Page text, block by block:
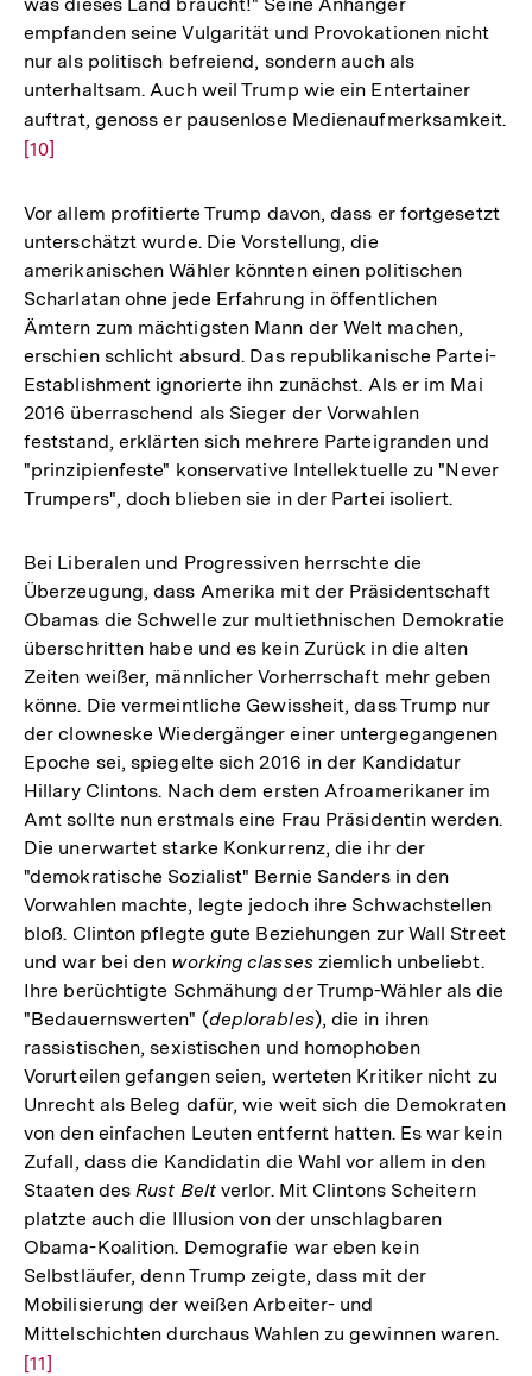
empfanden seine Vulgarität und Provokationen nicht
nur als politisch befreiend, sondern auch als
unterhaltsam. Auch weil Trump wie ein Entertainer
auftrat, genoss er pausenlose Medienaufmerksamkeit.
[10]
Vor allem profitierte Trump davon, dass er fortgesetzt
unterschätzt wurde. Die Vorstellung, die
amerikanischen Wähler könnten einen politischen
Scharlatan ohne jede Erfahrung in öffentlichen
Ämtern zum mächtigsten Mann der Welt machen,
erschien schlicht absurd. Das republikanische Partei-
Establishment ignorierte ihn zunächst. Als er im Mai
2016 überraschend als Sieger der Vorwahlen
feststand, erklärten sich mehrere Parteigranden und
"prinzipienfeste" konservative Intellektuelle zu "Never
Trumpers", doch blieben sie in der Partei isoliert.
Bei Liberalen und Progressiven herrschte die
Überzeugung, dass Amerika mit der Präsidentschaft
Obamas die Schwelle zur multiethnischen Demokratie
überschritten habe und es kein Zurück in die alten
Zeiten weißer, männlicher Vorherrschaft mehr geben
könne. Die vermeintliche Gewissheit, dass Trump nur
der clowneske Wiedergänger einer untergegangenen
Epoche sei, spiegelte sich 2016 in der Kandidatur
Hillary Clintons. Nach dem ersten Afroamerikaner im
Amt sollte nun erstmals eine Frau Präsidentin werden.
Die unerwartet starke Konkurrenz, die ihr der
"demokratische Sozialist" Bernie Sanders in den
Vorwahlen machte, legte jedoch ihre Schwachstellen
bloß. Clinton pflegte gute Beziehungen zur Wall Street
und war bei den working classesziemlich unbeliebt.
Ihre berüchtigte Schmähung der Trump-Wähler als die
"Bedauernswerten" (deplorables), die in ihren
rassistischen, sexistischen und homophoben
Vorurteilen gefangen seien, werteten Kritiker nicht zu
Unrecht als Beleg dafür, wie weit sich die Demokraten
von den einfachen Leuten entfernt hatten. Es war kein
Zufall, dass die Kandidatin die Wahl vor allem in den
Staaten des Rust Belt verlor. Mit Clintons Scheitern
platzte auch die Illusion von der unschlagbaren
Obama-Koalition. Demografie war eben kein
Selbstläufer, denn Trump zeigte, dass mit der
Mobilisierung der weißen Arbeiter- und
Mittelschichten durchaus Wahlen zu gewinnen waren.
[11]